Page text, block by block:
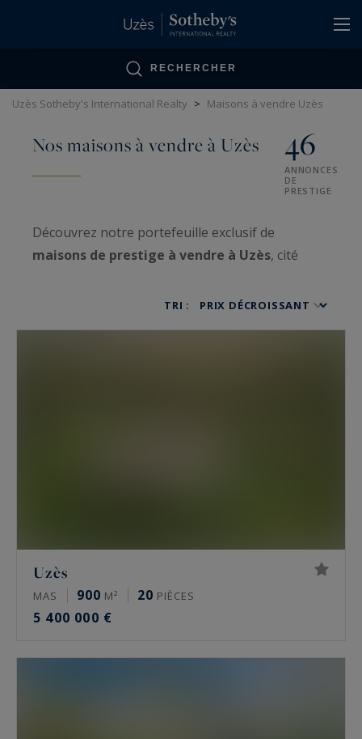
RECHERCHER
Uzès Sotheby's International Realty > Maisons à vendre Uzès
Nos maisons à vendre à Uzès 46
ANNONCES
DE
PRESTIGE
Découvrez notre portefeuille exclusif de
maisons de prestige à vendre à Uzès, cité
propriétés à vendre dans le Gard
TRI :
Uzès
MAS 900 M² 20 PIÈCES
5 400 000 €